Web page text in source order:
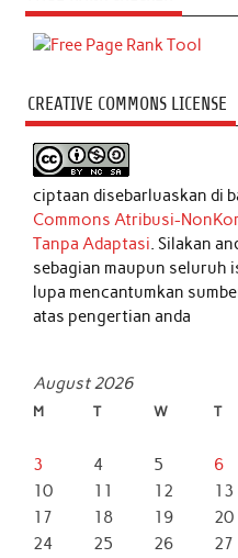
CREATIVE COMMONS LICENSE
ciptaan disebarluaskan di
Commons Atribusi-
Tanpa Adaptasi. Silakan
sebagian maupun seluruh
lupa mencantumkan
atas pengertian anda
August 2026
M T W T
3
4 5 6
10
11 12 13
17
18 19 20
24
25 26 27